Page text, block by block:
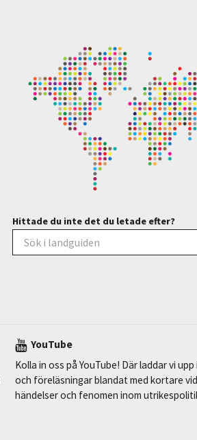
Hittade du inte det du letade efter?
YouTube
Kolla in oss på YouTube! Där laddar vi
och föreläsningar blandat med kortare
händelser och fenomen inom